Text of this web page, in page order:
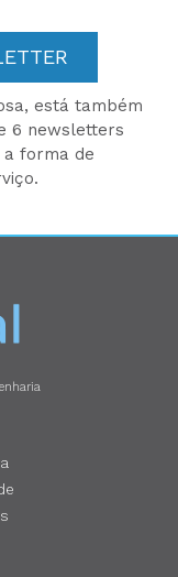
está também
6 newsletters
forma de